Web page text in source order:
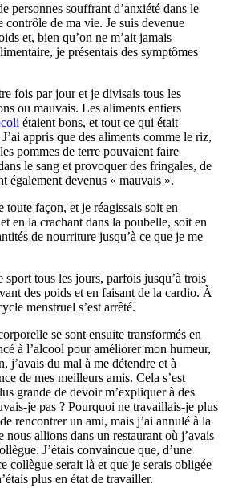
personnes souffrant d’anxiété dans le
de ma vie. Je suis devenue
et, bien qu’on ne m’ait jamais
je présentais des symptômes
fois par jour et je divisais tous les
ou mauvais. Les aliments entiers
étaient bons, et tout ce qui était
appris que des aliments comme le riz,
pommes de terre pouvaient faire
le sang et provoquer des fringales, de
également devenus « mauvais ».
façon, et je réagissais soit en
en la crachant dans la poubelle, soit en
de nourriture jusqu’à ce que je me
sport tous les jours, parfois jusqu’à trois
des poids et en faisant de la cardio. À
menstruel s’est arrêté.
se sont ensuite transformés en
à l’alcool pour améliorer mon humeur,
j’avais du mal à me détendre et à
de mes meilleurs amis. Cela s’est
grande de devoir m’expliquer à des
je pas ? Pourquoi ne travaillais-je plus
rencontrer un ami, mais j’ai annulé à la
nous allions dans un restaurant où j’avais
J’étais convaincue que, d’une
collègue serait là et que je serais obligée
plus en état de travailler.